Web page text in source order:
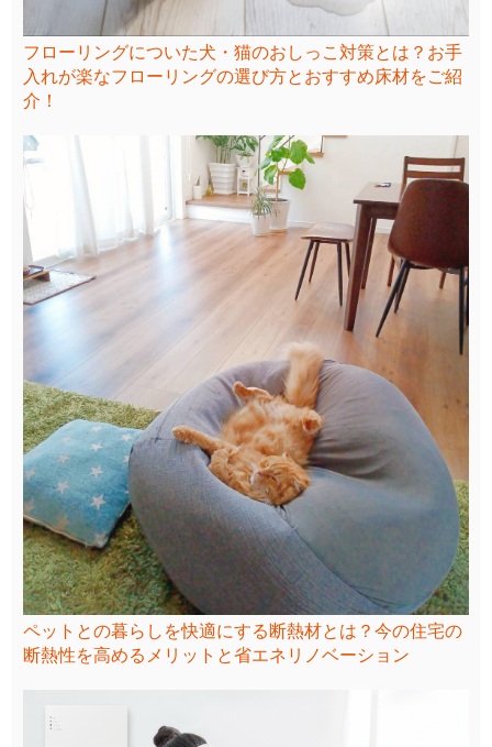
フローリングについた犬・猫のおしっこ対策とは？お手
入れが楽なフローリングの選び方とおすすめ床材をご紹
介！
ペットとの暮らしを快適にする断熱材とは？今の住宅の
断熱性を高めるメリットと省エネリノベーション